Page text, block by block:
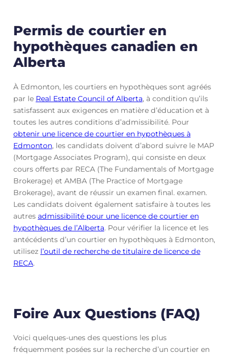
Permis de courtier en
hypothèques canadien en
Alberta
À Edmonton, les courtiers en hypothèques sont agréés
par le Real Estate Council of Alberta, à condition qu’ils
satisfassent aux exigences en matière d’éducation et à
toutes les autres conditions d’admissibilité. Pour
obtenir une licence de courtier en hypothèques à
Edmonton, les candidats doivent d’abord suivre le MAP
(Mortgage Associates Program), qui consiste en deux
cours offerts par RECA (The Fundamentals of Mortgage
Brokerage) et AMBA (The Practice of Mortgage
Brokerage), avant de réussir un examen final. examen.
Les candidats doivent également satisfaire à toutes les
autres admissibilité pour une licence de courtier en
hypothèques de l’Alberta. Pour vérifier la licence et les
antécédents d’un courtier en hypothèques à Edmonton,
utilisez l’outil de recherche de titulaire de licence de
RECA.
Foire Aux Questions (FAQ)
Voici quelques-unes des questions les plus
fréquemment posées sur la recherche d’un courtier en